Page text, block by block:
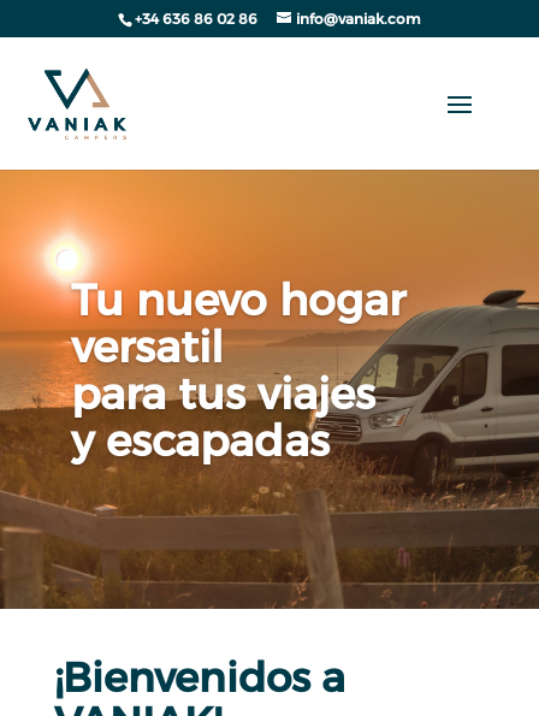
+34 636 86 02 86 info@vaniak.com
Tu nuevo hogar
versatil
para tus viajes
y escapadas
¡Bienvenidos a